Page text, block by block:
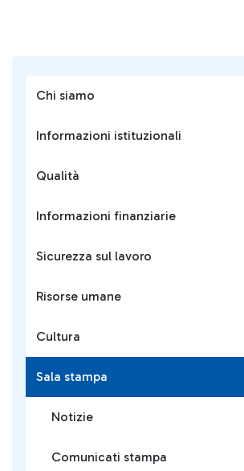
Chi siamo
Informazioni istituzionali
Qualità
Informazioni finanziarie
Sicurezza sul lavoro
Risorse umane
Cultura
Sala stampa
Notizie
Comunicati stampa